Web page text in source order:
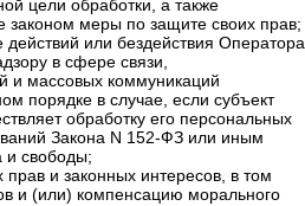
цели обработки, а также
законом меры по защите своих прав;
или бездействия Оператора
в сфере связи,
и массовых коммуникаций
порядке в случае, если субъект
обработку его персональных
Закона N 152-ФЗ или иным
и свободы;
и законных интересов, в том
и (или) компенсацию морального